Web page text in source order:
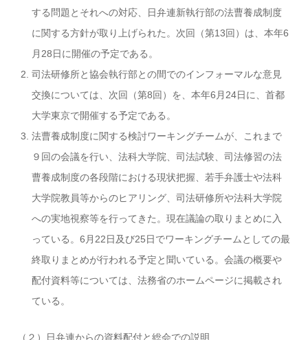
する問題とそれへの対応、日弁連新執行部の法曹養成制度
に関する方針が取り上げられた。次回（第13回）は、本年6
月28日に開催の予定である。
司法研修所と協会執行部との間でのインフォーマルな意見
交換については、次回（第8回）を、本年6月24日に、首都
大学東京で開催する予定である。
法曹養成制度に関する検討ワーキングチームが、これまで
９回の会議を行い、法科大学院、司法試験、司法修習の法
曹養成制度の各段階における現状把握、若手弁護士や法科
大学院教員等からのヒアリング、司法研修所や法科大学院
への実地視察等を行ってきた。現在議論の取りまとめに入
っている。6月22日及び25日でワーキングチームとしての最
終取りまとめが行われる予定と聞いている。会議の概要や
配付資料等については、法務省のホームページに掲載され
ている。
（２）日弁連からの資料配付と総会での説明